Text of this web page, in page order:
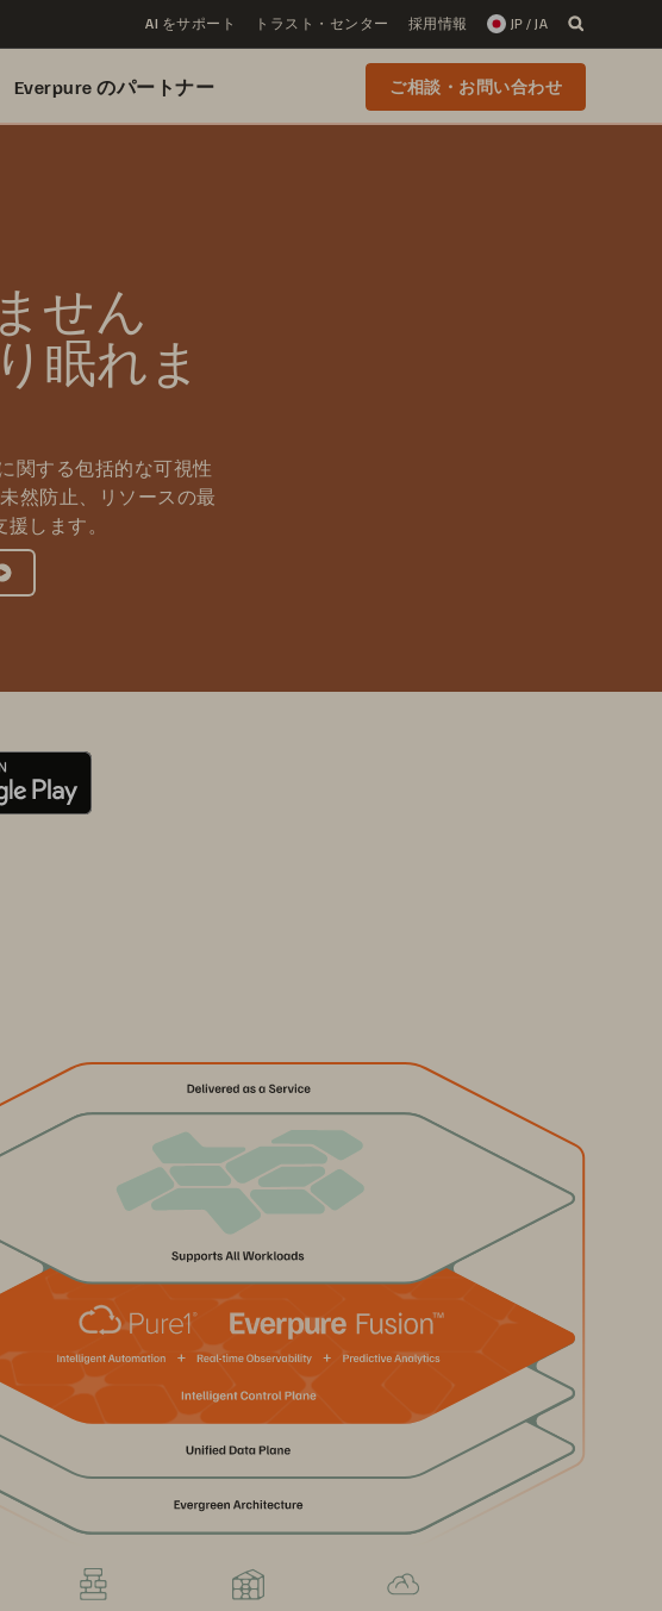
AI をサポート トラスト・センター 採用情報 JP / JA
Everpure のパートナー ご相談・お問い合わせ
せん
眠れま
関する包括的な可視性
然防止、リソースの最
します。